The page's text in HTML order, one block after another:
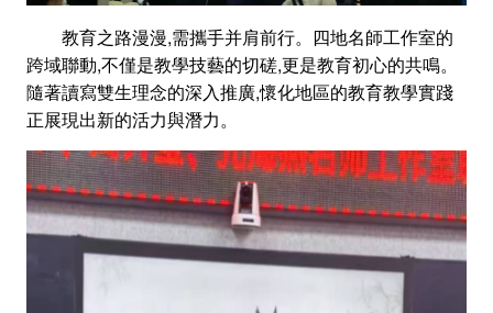
教育之路漫漫,需攜手并肩前行。四地名師工作室的
跨域聯動,不僅是教學技藝的切磋,更是教育初心的共鳴。
隨著讀寫雙生理念的深入推廣,懷化地區的教育教學實踐
正展現出新的活力與潛力。